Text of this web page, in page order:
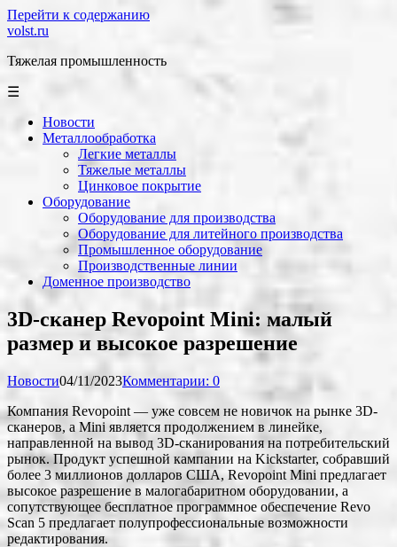
Перейти к содержанию
volst.ru
Тяжелая промышленность
☰
Новости
Металлообработка
Легкие металлы
Тяжелые металлы
Цинковое покрытие
Оборудование
Оборудование для производства
Оборудование для литейного производства
Промышленное оборудование
Производственные линии
Доменное производство
3D-сканер Revopoint Mini: малый
размер и высокое разрешение
Новости04/11/2023Комментарии: 0
Компания Revopoint — уже совсем не новичок на рынке 3D-
сканеров, а Mini является продолжением в линейке,
направленной на вывод 3D-сканирования на потребительский
рынок. Продукт успешной кампании на Kickstarter, собравший
более 3 миллионов долларов США, Revopoint Mini предлагает
высокое разрешение в малогабаритном оборудовании, а
сопутствующее бесплатное программное обеспечение Revo
Scan 5 предлагает полупрофессиональные возможности
редактирования.